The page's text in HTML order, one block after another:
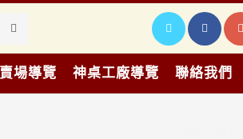
賣場導覽 神桌工廠導覽 聯絡我們